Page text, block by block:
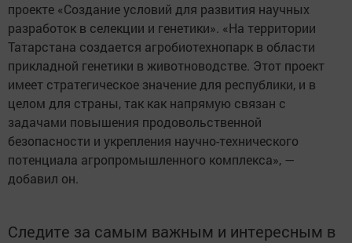
проекте «Создание условий для развития научных
разработок в селекции и генетики». «На территории
Татарстана создается агробиотехнопарк в области
прикладной генетики в животноводстве. Этот проект
имеет стратегическое значение для республики, и в
целом для страны, так как напрямую связан с
задачами повышения продовольственной
безопасности и укрепления научно-технического
потенциала агропромышленного комплекса», —
добавил он.
Следите за самым важным и интересным в